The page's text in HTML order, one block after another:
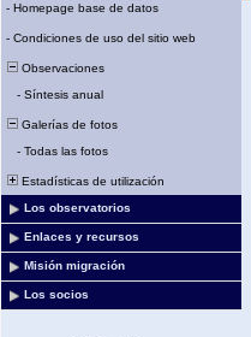
- Homepage base de datos
- Condiciones de uso del sitio web
Observaciones
- Síntesis anual
Galerías de fotos
- Todas las fotos
Estadísticas de utilización
Los observatorios
Enlaces y recursos
Misión migración
Los socios